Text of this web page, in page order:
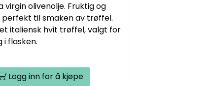
virgin olivenolje. Fruktig og
perfekt til smaken av trøffel.
italiensk hvit trøffel, valgt for
i flasken.
Logg inn for å kjøpe